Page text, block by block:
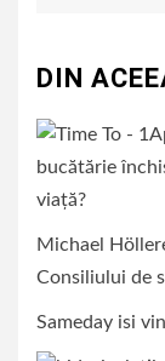
DIN
bucătărie
viață?
Michael
Consiliului de
Sameday isi